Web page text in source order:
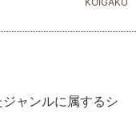
ャンルに属するシ